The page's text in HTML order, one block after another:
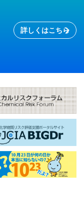
詳しくはこちら